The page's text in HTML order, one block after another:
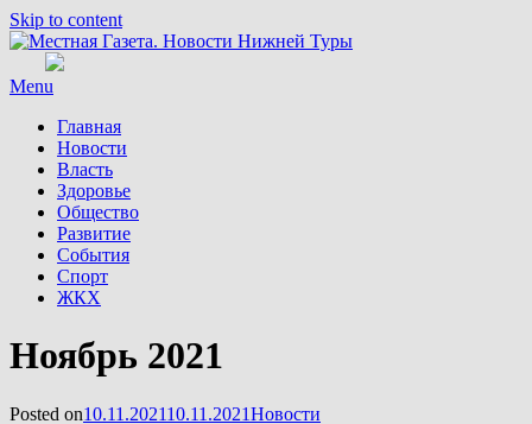
Skip to content
Menu
Главная
Новости
Власть
Здоровье
Общество
Развитие
События
Спорт
ЖКХ
Месяц
:
Ноябрь 2021
Posted on10.11.202110.11.2021Новости